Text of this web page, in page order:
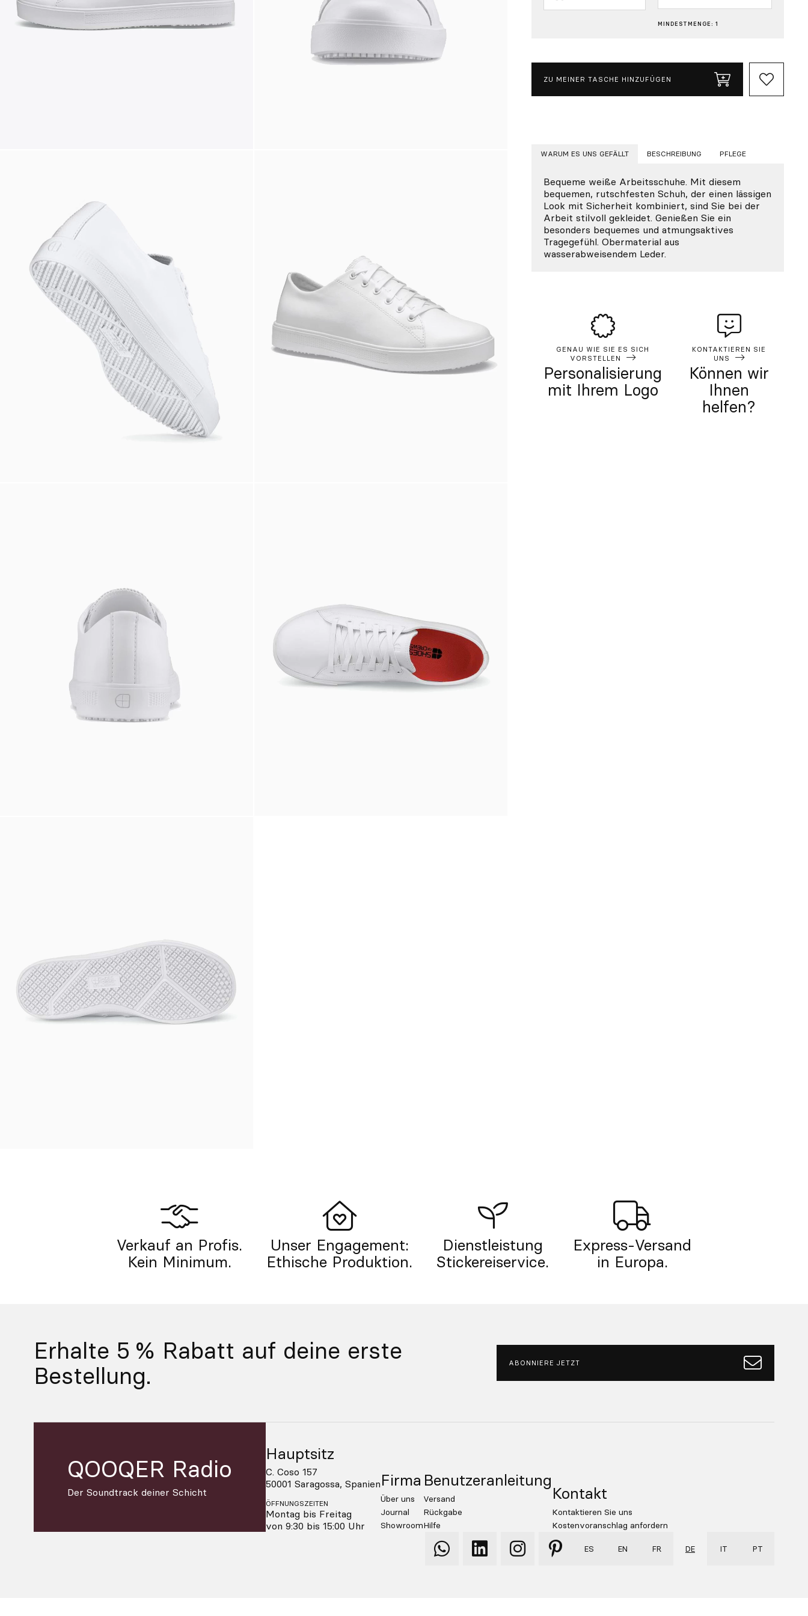
MINDESTMENGE: 1
ZU MEINER TASCHE HINZUFÜGEN
WARUM ES UNS GEFÄLLT BESCHREIBUNG PFLEGE
Bequeme weiße Arbeitsschuhe. Mit diesem
bequemen, rutschfesten Schuh, der einen lässigen
Look mit Sicherheit kombiniert, sind Sie bei der
Arbeit stilvoll gekleidet. Genießen Sie ein
besonders bequemes und atmungsaktives
Tragegefühl. Obermaterial aus
wasserabweisendem Leder.
GENAU WIE SIE ES SICH
VORSTELLEN
Personalisierung
mit Ihrem Logo
KONTAKTIEREN SIE
UNS
Können wir
Ihnen
helfen?
Verkauf an Profis.
Kein Minimum.
Unser Engagement:
Ethische Produktion.
Dienstleistung
Stickereiservice.
Express-Versand
in Europa.
Erhalte 5 % Rabatt auf deine erste
Bestellung.
ABONNIERE JETZT
QOOQER Radio
Der Soundtrack deiner Schicht
Hauptsitz
C. Coso 157
50001 Saragossa, Spanien
ÖFFNUNGSZEITEN
Montag bis Freitag
von 9:30 bis 15:00 Uhr
Firma
Über uns
Journal
Showroom
Benutzeranleitung
Versand
Rückgabe
Hilfe
Kontakt
Kontaktieren Sie uns
Kostenvoranschlag anfordern
Qooqer
WhatsApp
Qooqer
Linkedin
Qooqer
Instagram
Qooqer ES EN FR DE IT PT